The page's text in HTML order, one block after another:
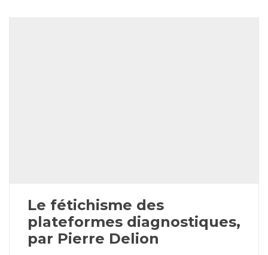
Le fétichisme des
plateformes diagnostiques,
par Pierre Delion